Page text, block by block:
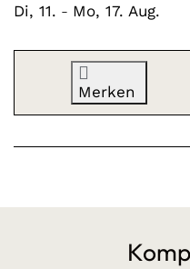
Di, 11. - Mo, 17. Aug.
Merken